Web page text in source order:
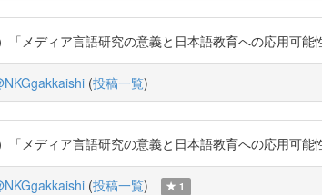
「メディア言語研究の意義と日本語教育への応用可
(投稿一覧)
「メディア言語研究の意義と日本語教育への応用可
(投稿一覧) 1